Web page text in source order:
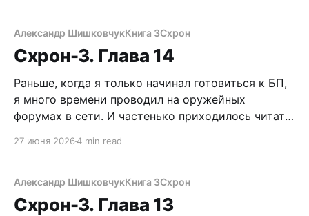
жизнь после ядерного удара.
Александр ШишковчукКнига 3Схрон
Схрон-3. Глава 14
Раньше, когда я только начинал готовиться к БП,
я много времени проводил на оружейных
форумах в сети. И частенько приходилось читать
по данному вопросу. Можно долго спорить по
поводу разрешения пистолетов
27 июня 20264 min read
Александр ШишковчукКнига 3Схрон
Схрон-3. Глава 13